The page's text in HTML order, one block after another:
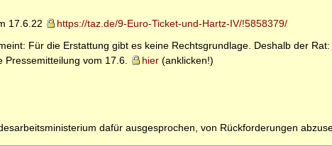
17.6.22
https://taz.de/9-Euro-Ticket-und-Hartz-IV/!5858379/
Für die Erstattung gibt es keine Rechtsgrundlage. Deshalb der
Pressemitteilung vom 17.6.
hier(anklicken!)
dafür ausgesprochen, von Rückforderungen